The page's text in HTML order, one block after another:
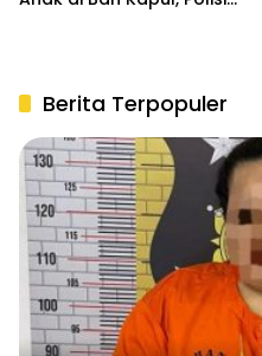
Berita Terpopuler